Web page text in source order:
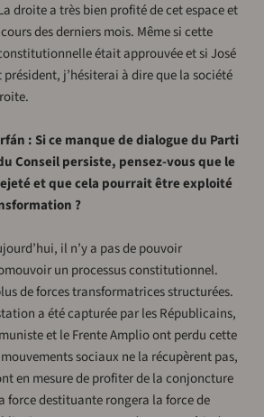
droite a très bien profité de cet espace et
des derniers mois. Même si cette
était approuvée et si José
j’hésiterai à dire que la société
: Si ce manque de dialogue du Parti
Conseil persiste, pensez-vous que le
et que cela pourrait être exploité
?
il n’y a pas de pouvoir
un processus constitutionnel.
de forces transformatrices structurées.
a été capturée par les Républicains,
et le Frente Amplio ont perdu cette
sociaux ne la récupèrent pas,
en mesure de profiter de la conjoncture
force destituante rongera la force de